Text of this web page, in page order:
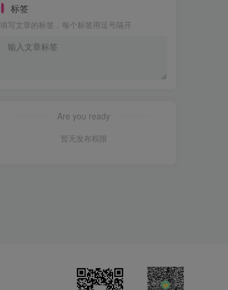
标签
填写文章的标签，每个标签用逗号隔开
Are you ready
暂无发布权限